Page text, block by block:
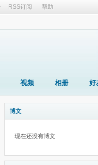
RSS订阅 帮助
视频 相册 好
博文
现在还没有博文